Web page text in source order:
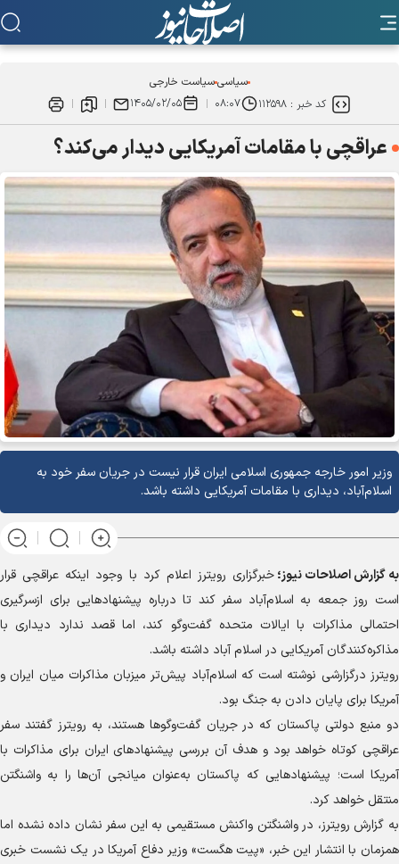
سیاسیسیاست خارجی
کد خبر :۱۱۲۵۹۸ ۰۸:۰۷ ۱۴۰۵/۰۲/۰۵
عراقچی با مقامات آمریکایی دیدار می‌کند؟
وزیر امور خارجه جمهوری اسلامی ایران قرار نیست در جریان سفر خود به
اسلام‌آباد، دیداری با مقامات آمریکایی داشته باشد.
به گزارشاصلاحات نیوز؛خبرگزاری رویترز اعلام کرد با وجود اینکه عراقچی قرار
است روز جمعه به اسلام‌آباد سفر کند تا درباره پیشنهادهایی برای ازسرگیری
احتمالی مذاکرات با ایالات متحده گفت‌وگو کند، اما قصد ندارد دیداری با
مذاکره‌کنندگان آمریکایی در اسلام آباد داشته باشد.
رویترز درگزارشی نوشته است که اسلام‌آباد پیش‌تر میزبان مذاکرات میان ایران و
آمریکا برای پایان دادن به جنگ بود.
دو منبع دولتی پاکستان که در جریان گفت‌وگوها هستند، به رویترز گفتند سفر
عراقچی کوتاه خواهد بود و هدف آن بررسی پیشنهادهای ایران برای مذاکرات با
آمریکا است؛ پیشنهادهایی که پاکستان به‌عنوان میانجی آن‌ها را به واشنگتن
منتقل خواهد کرد.
به گزارش رویترز، در واشنگتن واکنش مستقیمی به این سفر نشان داده نشده اما
همزمان با انتشار این خبر، «پیت هگست» وزیر دفاع آمریکا در یک نشست خبری